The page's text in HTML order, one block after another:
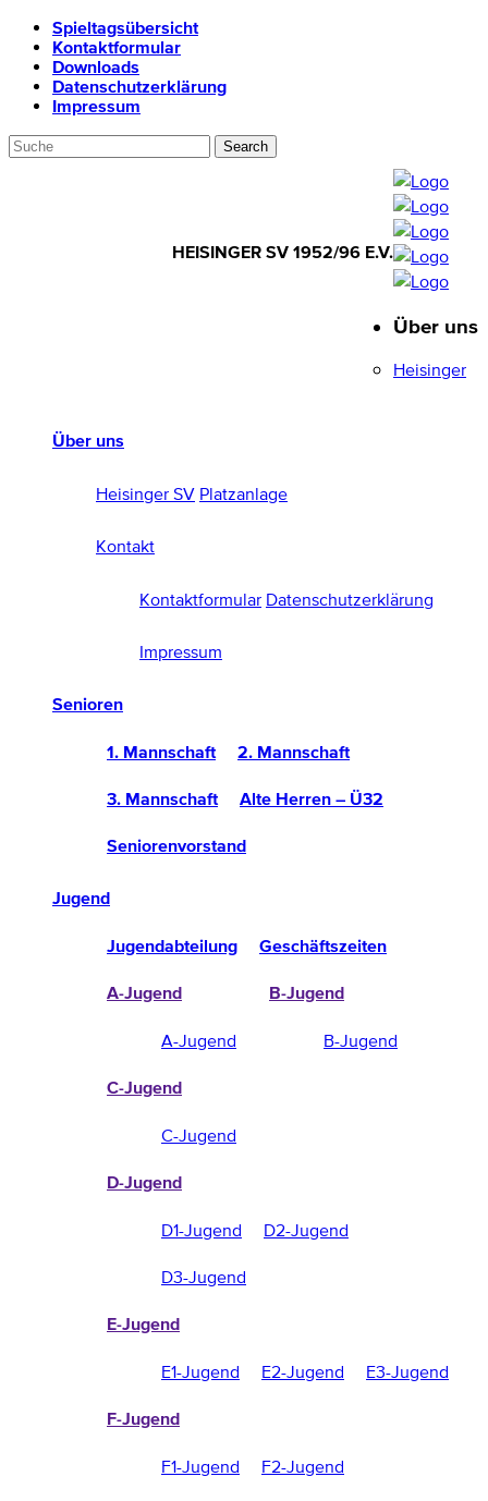
Spieltagsübersicht
Kontaktformular
Downloads
Datenschutzerklärung
Impressum
HEISINGER SV 1952/96 E.V.
1952/96 E.V.
Über uns
Heisinger SV Platzanlage
Kontakt
Kontaktformular Datenschutzerklärung
Impressum
Senioren
1. Mannschaft 2. Mannschaft
3. Mannschaft Alte Herren – Ü32
Seniorenvorstand
Jugend
Jugendabteilung Geschäftszeiten
A-Jugend
A-Jugend
B-Jugend
B-Jugend
C-Jugend
C-Jugend
D-Jugend
D1-Jugend
D2-Jugend
D3-Jugend
E-Jugend
E1-Jugend E2-Jugend E3-Jugend
F-Jugend
F1-Jugend F2-Jugend
Über uns
Heisinger